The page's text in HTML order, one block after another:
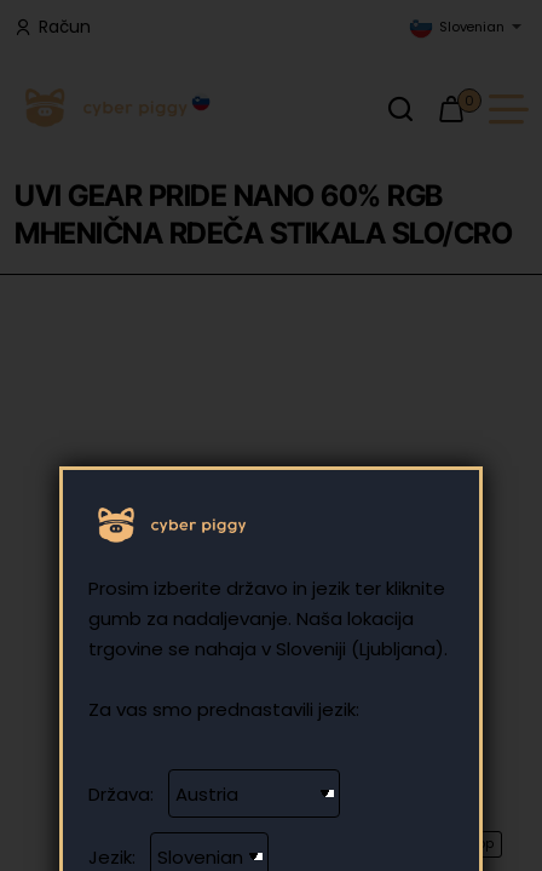
Prosim izberite državo in jezik ter kliknite
gumb za nadaljevanje. Naša lokacija
trgovine se nahaja v Sloveniji (Ljubljana).
Za vas smo prednastavili jezik:
Država:
Jezik:
Račun Slovenian
0
UVI GEAR PRIDE NANO 60% RGB
MHENIČNA RDEČA STIKALA SLO/CRO
⭐️ Top